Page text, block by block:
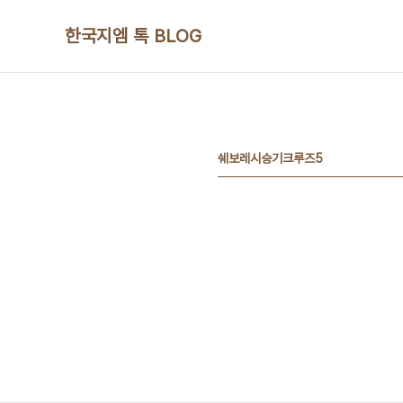
한국지엠 톡 BLOG
쉐보레시승기크루즈5